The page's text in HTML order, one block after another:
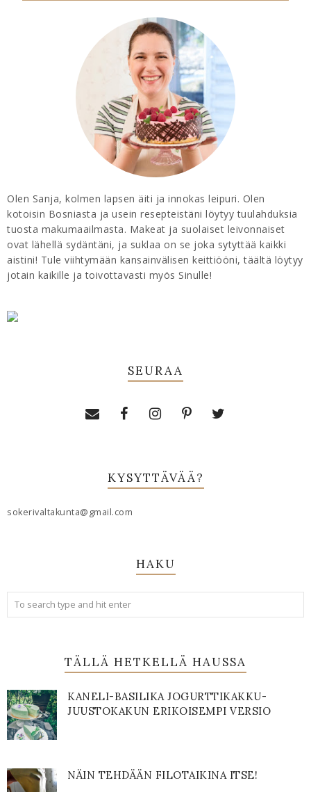
Olen Sanja, kolmen lapsen äiti ja innokas leipuri. Olen
kotoisin Bosniasta ja usein resepteistäni löytyy tuulahduksia
tuosta makumaailmasta. Makeat ja suolaiset leivonnaiset
ovat lähellä sydäntäni, ja suklaa on se joka sytyttää kaikki
aistini! Tule viihtymään kansainvälisen keittiööni, täältä löytyy
jotain kaikille ja toivottavasti myös Sinulle!
SEURAA
KYSYTTÄVÄÄ?
sokerivaltakunta@gmail.com
HAKU
TÄLLÄ HETKELLÄ HAUSSA
KANELI-BASILIKA JOGURTTIKAKKU-
JUUSTOKAKUN ERIKOISEMPI VERSIO
NÄIN TEHDÄÄN FILOTAIKINA ITSE!